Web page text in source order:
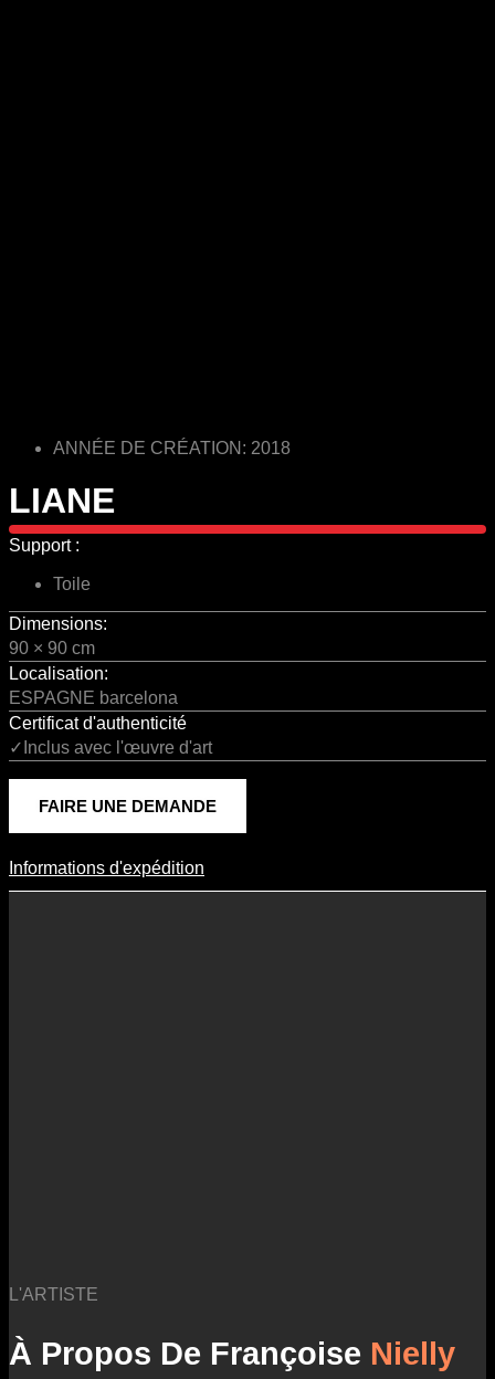
ANNÉE DE CRÉATION: 2018
LIANE
Support :
Toile
Dimensions:
90 × 90 cm
Localisation:
ESPAGNE barcelona
Certificat d'authenticité
✓Inclus avec l'œuvre d'art
FAIRE UNE DEMANDE
Informations D'expédition
Informations d'expédition
L'ARTISTE
À Propos De Françoise Nielly